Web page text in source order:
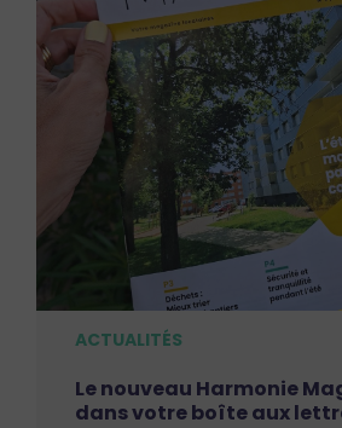
ACTUALITÉS
Le nouveau Harmonie
dans votre boîte aux